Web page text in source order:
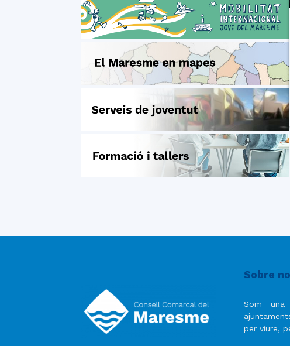
Sobre
Som
per viure,